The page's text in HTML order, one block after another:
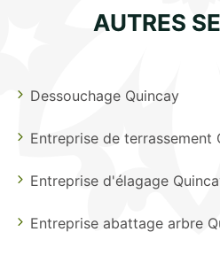
AUTRES
Dessouchage Quincay
Entreprise de terrassement
Entreprise d'élagage
Entreprise abattage arbre